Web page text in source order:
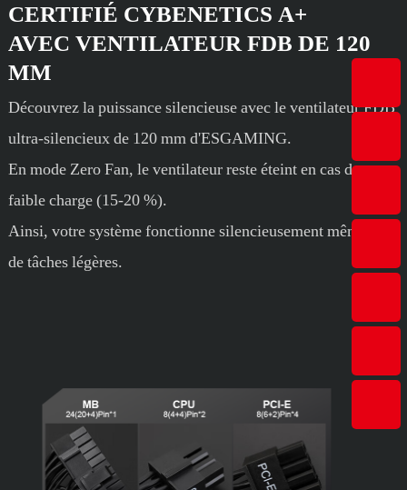
CERTIFIÉ CYBENETICS A+
AVEC VENTILATEUR FDB DE 120
MM
Découvrez la puissance silencieuse avec le ventilateur FDB
ultra-silencieux de 120 mm d'ESGAMING.
En mode Zero Fan, le ventilateur reste éteint en cas de
faible charge (15-20 %).
Ainsi, votre système fonctionne silencieusement même lors
de tâches légères.